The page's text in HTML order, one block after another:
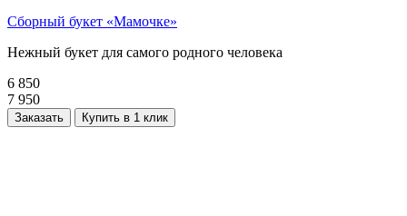
Сборный букет «Мамочке»
Нежный букет для самого родного человека
6 850
7 950
Заказать Купить в 1 клик